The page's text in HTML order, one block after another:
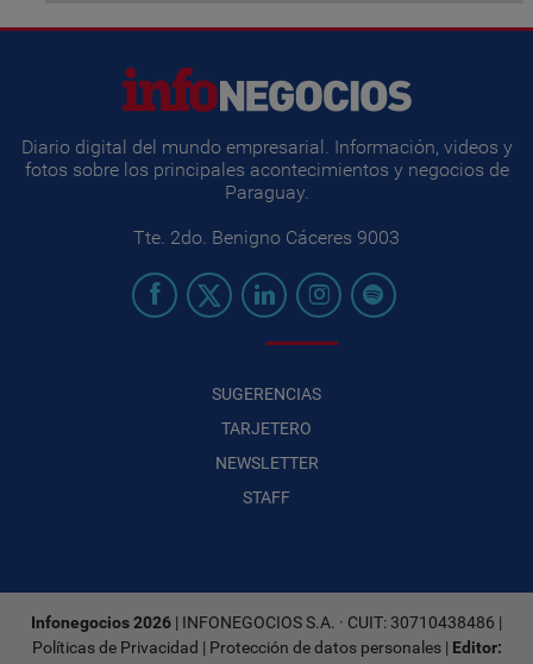
Diario digital del mundo empresarial. Información, videos y
fotos sobre los principales acontecimientos y negocios de
Paraguay.
Tte. 2do. Benigno Cáceres 9003
SUGERENCIAS
TARJETERO
NEWSLETTER
STAFF
Infonegocios 2026 | INFONEGOCIOS S.A. · CUIT: 30710438486 |
Políticas de Privacidad | Protección de datos personales| Editor: